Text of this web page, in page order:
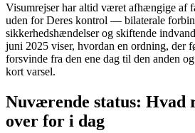
Visumrejser har altid været afhængige af
uden for Deres kontrol — bilaterale
sikkerhedshændelser og skiftende
juni 2025 viser, hvordan en ordning, der
forsvinde fra den ene dag til den anden
kort varsel.
Nuværende status: Hvad
over for i dag